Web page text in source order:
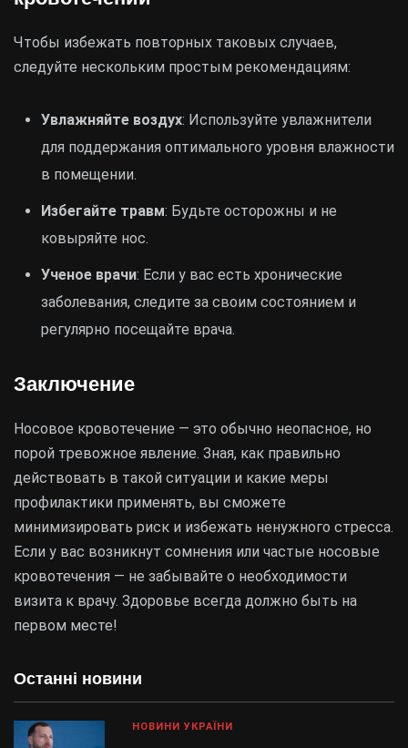
Останні новини
НОВИНИ УКРАЇНИ
Чтобы избежать повторных таковых случаев,
следуйте нескольким простым рекомендациям:
Увлажняйте воздух: Используйте увлажнители
для поддержания оптимального уровня влажности
в помещении.
Избегайте травм: Будьте осторожны и не
ковыряйте нос.
Ученое врачи: Если у вас есть хронические
заболевания, следите за своим состоянием и
регулярно посещайте врача.
Заключение
Носовое кровотечение — это обычно неопасное, но
порой тревожное явление. Зная, как правильно
действовать в такой ситуации и какие меры
профилактики применять, вы сможете
минимизировать риск и избежать ненужного стресса.
Если у вас возникнут сомнения или частые носовые
кровотечения — не забывайте о необходимости
визита к врачу. Здоровье всегда должно быть на
первом месте!